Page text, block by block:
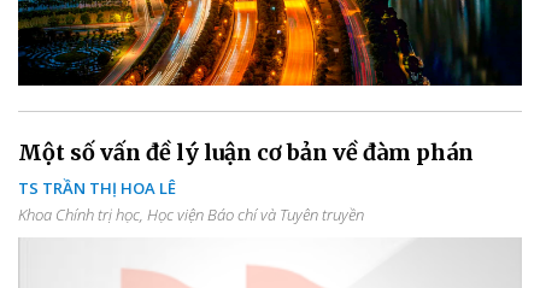
Một số vấn đề lý luận cơ bản về đàm phán
TS TRẦN THỊ HOA LÊ
Khoa Chính trị học, Học viện Báo chí và Tuyên truyền